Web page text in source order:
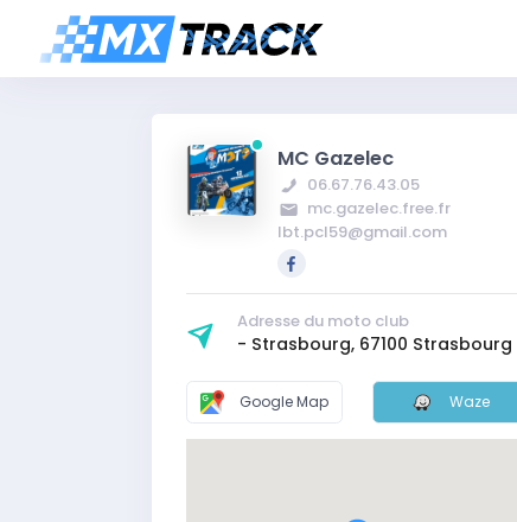
MC Gazelec
06.67.76.43.05
mc.gazelec.free.fr
lbt.pcl59@gmail.com
Adresse du moto club
- Strasbourg, 67100 Strasbourg
Google Map Waze